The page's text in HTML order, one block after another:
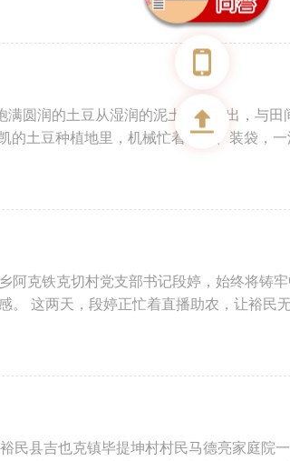
圆润的土豆从湿润的泥土中被翻出，与田
的土豆种植地里，机械忙着采收、装袋，
阿克铁克切村党支部书记段婷，始终将铸
。 这两天，段婷正忙着直播助农，让裕民
民县吉也克镇毕提坤村村民马德亮家庭院